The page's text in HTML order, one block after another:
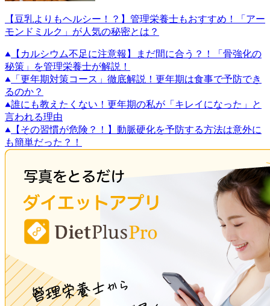
【豆乳よりもヘルシー！？】管理栄養士もおすすめ！「アー
モンドミルク」が人気の秘密とは？
【カルシウム不足に注意報】まだ間に合う？！「骨強化の
秘策」を管理栄養士が解説！
「更年期対策コース」徹底解説！更年期は食事で予防でき
るのか？
誰にも教えたくない！更年期の私が「キレイになった」と
言われる理由
【その習慣が危険？！】動脈硬化を予防する方法は意外に
も簡単だった？！